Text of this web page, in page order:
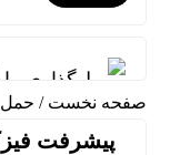
ریل‌گذاری
قیمت طلا و سکه امروز
صفحه نخست / حمل
پیشرفت